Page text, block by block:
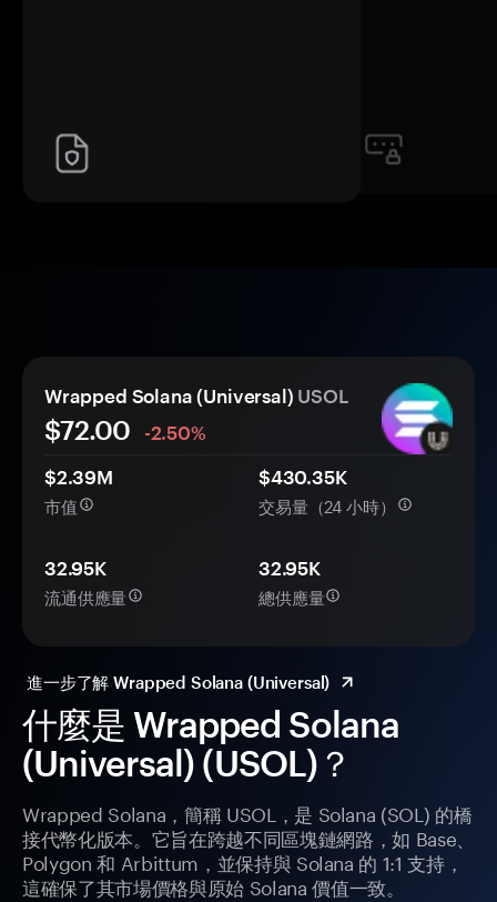
什麼是 Wrapped Solana
(Universal) (USOL)？
Wrapped Solana，簡稱 USOL，是 Solana (SOL) 的橋
接代幣化版本。它旨在跨越不同區塊鏈網路，如 Base、
Polygon 和 Arbittum，並保持與 Solana 的 1:1 支持，
這確保了其市場價格與原始 Solana 價值一致。
Wrapped Solana (Universal) USOL
$72.00
-2.50%
$2.39M
市值
$430.35K
交易量（24 小時）
32.95K
流通供應量
32.95K
總供應量
進一步了解 Wrapped Solana (Universal)